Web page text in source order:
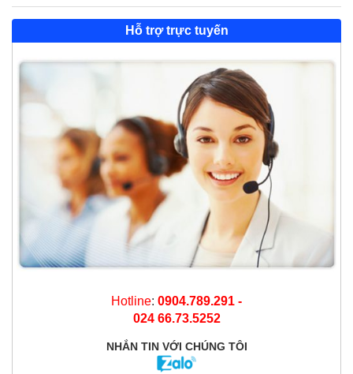
Hỗ trợ trực tuyến
Hotline: 0904.789.291 -
024 66.73.5252
NHẮN TIN VỚI CHÚNG TÔI